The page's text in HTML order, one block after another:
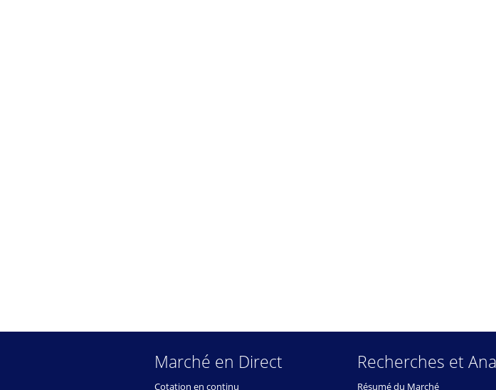
Marché en Direct
Cotation en continu
Recherches et
Résumé du Marché